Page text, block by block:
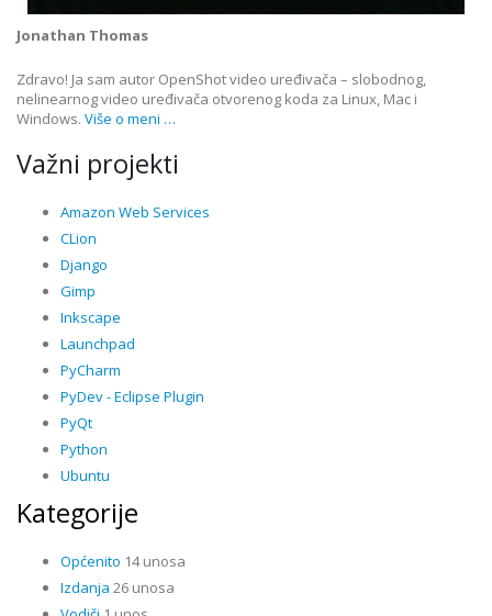
Jonathan Thomas
Zdravo! Ja sam autor OpenShot video uređivača – slobodnog,
nelinearnog video uređivača otvorenog koda za Linux, Mac i
Windows. Više o meni …
Važni projekti
Amazon Web Services
CLion
Django
Gimp
Inkscape
Launchpad
PyCharm
PyDev - Eclipse Plugin
PyQt
Python
Ubuntu
Kategorije
Općenito 14 unosa
Izdanja 26 unosa